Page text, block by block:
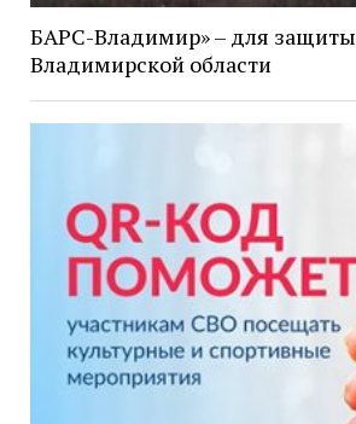
БАРС-Владимир» – для защиты
Владимирской области